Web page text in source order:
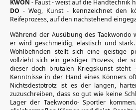
KWON - Faust - weist auf die Handtechnik
DO - Weg, Kunst - kennzeichnet den
Reifeprozess, auf den nachstehend
Während der Ausübung des Taekwondo
er wird geschmeidig, elastisch und
Wohlbefinden stellt sich eine geistige
vollzieht sich ein geistiger Prozess, der
dieser doch brutalen Kriegskunst
Kenntnisse in der Hand eines Könners
Nichtsdestotrotz ist es der langen,
zuzuschreiben, dass so gut wie keine
Lager der Taekwondo- Sportler